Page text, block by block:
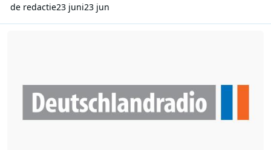
de redactie23 juni23 jun